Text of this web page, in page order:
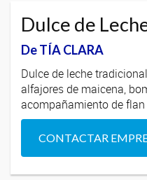
Dulce de
De TÍA CLARA
Dulce de leche
alfajores de maicena,
acompañamiento de
CONTACTAR